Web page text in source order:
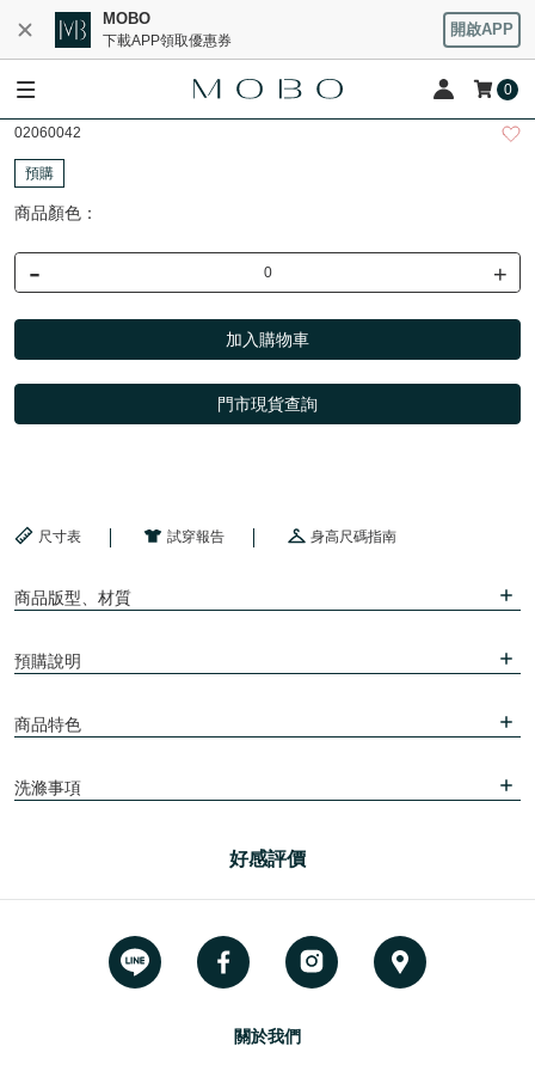
MOBO
下載APP領取優惠券
開啟APP
0
02060042
預購
商品顏色：
- +
加入購物車
門市現貨查詢
尺寸表 試穿報告 身高尺碼指南
商品版型、材質
預購說明
商品特色
洗滌事項
好感評價
關於我們